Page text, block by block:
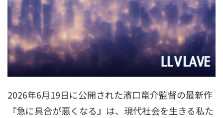
2026年6月19日に公開された濱口竜介監督の最新作
『急に具合が悪くなる』は、現代社会を生きる私た